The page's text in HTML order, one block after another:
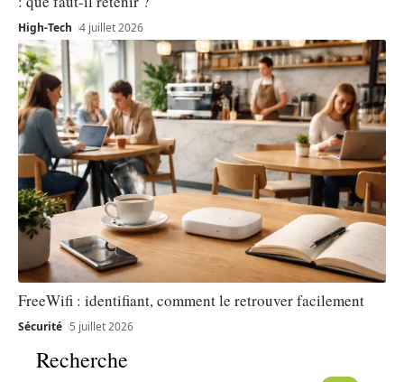
High-Tech 4 juillet 2026
FreeWifi : identifiant, comment le retrouver facilement
Sécurité 5 juillet 2026
Recherche